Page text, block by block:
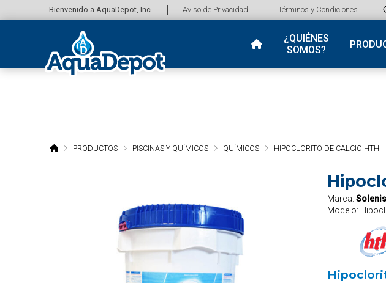
Bienvenido a AquaDepot, Inc. Aviso de Privacidad Términos y Condiciones
¿QUIÉNES
SOMOS?
HOMEPRODUCTOS PISCINAS Y QUÍMICOS QUÍMICOS HIPOCLORITO DE CALCIO HTH
Marca: Solenis
Modelo: